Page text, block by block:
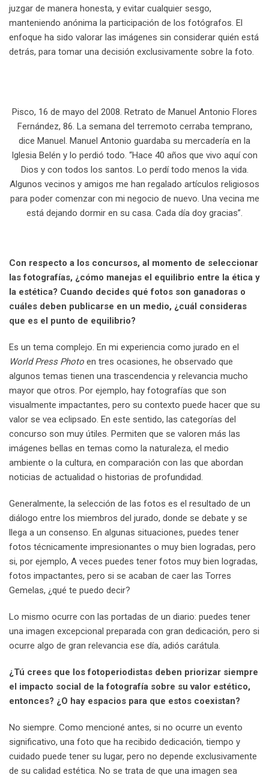
juzgar de manera honesta, y evitar cualquier sesgo,
manteniendo anónima la participación de los fotógrafos. El
enfoque ha sido valorar las imágenes sin considerar quién está
detrás, para tomar una decisión exclusivamente sobre la foto.
Pisco, 16 de mayo del 2008. Retrato de Manuel Antonio Flores
Fernández, 86. La semana del terremoto cerraba temprano,
dice Manuel. Manuel Antonio guardaba su mercadería en la
Iglesia Belén y lo perdió todo. “Hace 40 años que vivo aquí con
Dios y con todos los santos. Lo perdí todo menos la vida.
Algunos vecinos y amigos me han regalado artículos religiosos
para poder comenzar con mi negocio de nuevo. Una vecina me
está dejando dormir en su casa. Cada día doy gracias”.
Con respecto a los concursos, al momento de seleccionar
las fotografías, ¿cómo manejas el equilibrio entre la ética y
la estética? Cuando decides qué fotos son ganadoras o
cuáles deben publicarse en un medio, ¿cuál consideras
que es el punto de equilibrio?
Es un tema complejo. En mi experiencia como jurado en el
World Press Photo en tres ocasiones, he observado que
algunos temas tienen una trascendencia y relevancia mucho
mayor que otros. Por ejemplo, hay fotografías que son
visualmente impactantes, pero su contexto puede hacer que su
valor se vea eclipsado. En este sentido, las categorías del
concurso son muy útiles. Permiten que se valoren más las
imágenes bellas en temas como la naturaleza, el medio
ambiente o la cultura, en comparación con las que abordan
noticias de actualidad o historias de profundidad.
Generalmente, la selección de las fotos es el resultado de un
diálogo entre los miembros del jurado, donde se debate y se
llega a un consenso. En algunas situaciones, puedes tener
fotos técnicamente impresionantes o muy bien logradas, pero
si, por ejemplo, A veces puedes tener fotos muy bien logradas,
fotos impactantes, pero si se acaban de caer las Torres
Gemelas, ¿qué te puedo decir?
Lo mismo ocurre con las portadas de un diario: puedes tener
una imagen excepcional preparada con gran dedicación, pero si
ocurre algo de gran relevancia ese día, adiós carátula.
¿Tú crees que los fotoperiodistas deben priorizar siempre
el impacto social de la fotografía sobre su valor estético,
entonces? ¿O hay espacios para que estos coexistan?
No siempre. Como mencioné antes, si no ocurre un evento
significativo, una foto que ha recibido dedicación, tiempo y
cuidado puede tener su lugar, pero no depende exclusivamente
de su calidad estética. No se trata de que una imagen sea